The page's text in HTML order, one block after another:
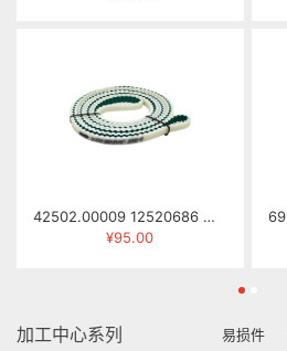
42502.00009 12520686 梯形齿同步带 AT10-14-3980mm（PU，表面拉直槽）
¥95.00
加工中心系列 易损件